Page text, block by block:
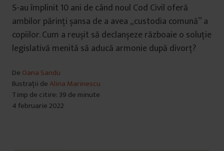
S-au împlinit 10 ani de când noul Cod Civil oferă
ambilor părinți șansa de a avea „custodia comună” a
copiilor. Cum a reușit să declanșeze războaie o soluție
legislativă menită să aducă armonie după divorț?
De Oana Sandu
Ilustrații deAlina Marinescu
Timp de citire: 39 de minute
4 februarie 2022